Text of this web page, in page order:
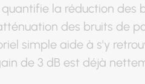
quantifie la réduction
des bruits de
simple aide à s'y
de 3 dB est déjà